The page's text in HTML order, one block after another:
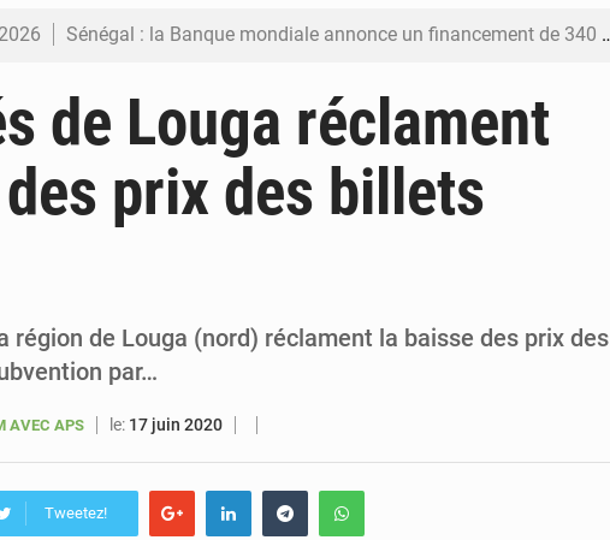
Sénégal : la Banque mondiale annonce un financement de 340 milliards FCFA pour soutenir les priorités de la Vision Sénégal 2050
Sénégal : les subventions à l’énergie bondissent à 729 milliards FCFA pour contenir les prix des carburants et de l’électricité
Sénégal : le niveau du fleuve Sénégal poursuit sa montée à Podor, les autorités appellent à la vigilance
de Louga réclament
prix des billets
région de Louga (nord) réclament la baisse des prix des
par…
AVEC APS le: 17 juin 2020
Tweetez!